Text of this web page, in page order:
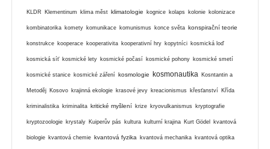
KLDR Klementinum klima měst klimatologie kognice kolaps kolonie kolonizace
kombinatorika komety komunikace komunismus konce světa konspirační teorie
konstrukce kooperace kooperativita kooperativní hry kopytníci kosmická loď
kosmická síť kosmické lety kosmické počasí kosmické pohony kosmické smetí
kosmické stanice kosmické záření kosmologie kosmonautika Kosntantin a
Metoděj Kosovo krajinná ekologie krasové jevy kreacionismus křesťanství Křída
kriminalistika kriminalita kritické myšlení krize kryovulkanismus kryptografie
kryptozoologie krystaly Kuiperův pás kultura kulturní krajina Kurt Gödel kvantová
biologie kvantová chemie kvantová fyzika kvantová mechanika kvantová optika